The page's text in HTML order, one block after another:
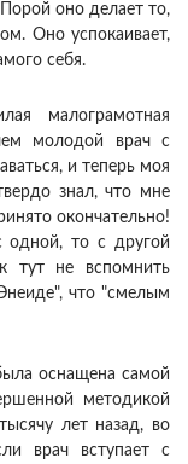
оно делает то,
Оно успокаивает,
себя.
малограмотная
молодой врач с
и теперь моя
знал, что мне
окончательно!
одной, то с другой
тут не вспомнить
что "смелым
оснащена самой
методикой
лет назад, во
врач вступает с